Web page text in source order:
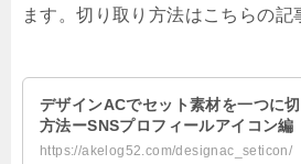
ます。切り取り方法はこちらの記
デザインACでセット素材を一つに
方法ーSNSプロフィールアイコン編
https://akelog52.com/designac_seticon/